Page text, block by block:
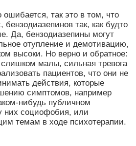
ошибается, так это в том, что
бензодиазепинов так, как будто
Да, бензодиазепины могут
отупление и демотивацию,
высоки. Но верно и обратное:
слишком малы, сильная тревога
пациентов, что они не
действия, которые
симптомов, например
нибудь публичном
них социофобия, или
темам в ходе психотерапии.